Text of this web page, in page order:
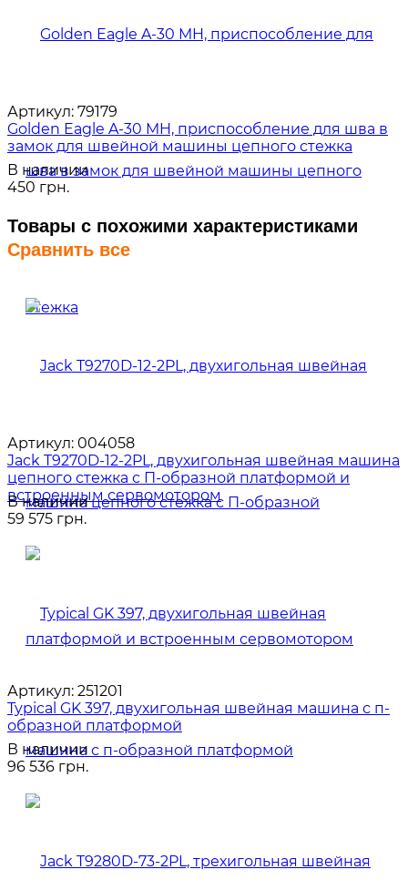
Артикул: 79179
Golden Eagle A-30 MH, приспособление для шва в
замок для швейной машины цепного стежка
В наличии
450 грн.
Товары с похожими характеристиками
Сравнить все
Артикул: 004058
Jack T9270D-12-2PL, двухигольная швейная машина
цепного стежка с П-образной платформой и
встроенным сервомотором
В наличии
59 575 грн.
Артикул: 251201
Typical GK 397, двухигольная швейная машина с п-
образной платформой
В наличии
96 536 грн.